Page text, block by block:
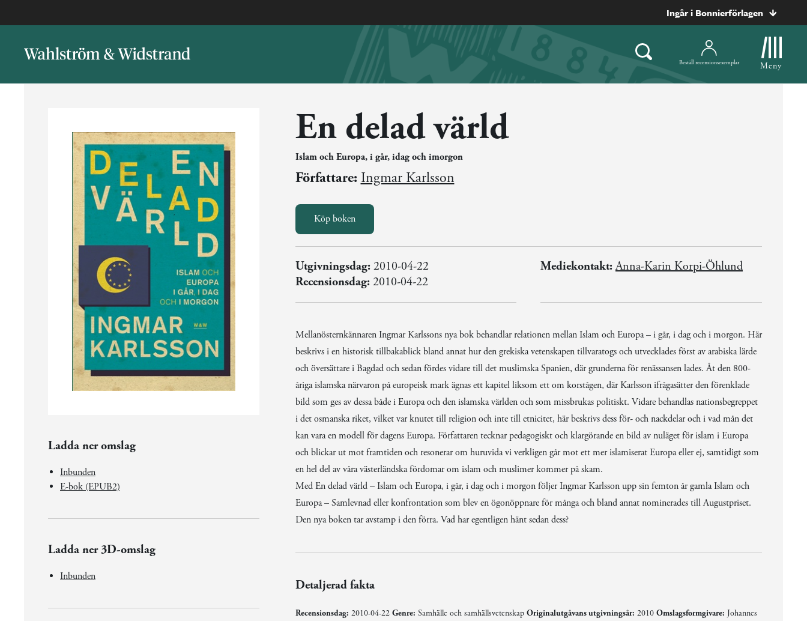
Ingår i Bonnierförlagen
Beställ recensionsexemplar Meny
Ladda ner omslag
Inbunden
E-bok (EPUB2)
Ladda ner 3D-omslag
Inbunden
En delad värld
Islam och Europa, i går, idag och imorgon
Författare: Ingmar Karlsson
Köp boken
Utgivningsdag:2010-04-22
Recensionsdag:2010-04-22
Mediekontakt: Anna-Karin Korpi-Öhlund
Mellanösternkännaren Ingmar Karlssons nya bok behandlar relationen mellan Islam och Europa – i går, i dag och i morgon. Här
beskrivs i en historisk tillbakablick bland annat hur den grekiska vetenskapen tillvaratogs och utvecklades först av arabiska lärde
och översättare i Bagdad och sedan fördes vidare till det muslimska Spanien, där grunderna för renässansen lades. Åt den 800-
åriga islamska närvaron på europeisk mark ägnas ett kapitel liksom ett om korstågen, där Karlsson ifrågasätter den förenklade
bild som ges av dessa både i Europa och den islamska världen och som missbrukas politiskt. Vidare behandlas nationsbegreppet
i det osmanska riket, vilket var knutet till religion och inte till etnicitet, här beskrivs dess för- och nackdelar och i vad mån det
kan vara en modell för dagens Europa. Författaren tecknar pedagogiskt och klargörande en bild av nuläget för islam i Europa
och blickar ut mot framtiden och resonerar om huruvida vi verkligen går mot ett mer islamiserat Europa eller ej, samtidigt som
en hel del av våra västerländska fördomar om islam och muslimer kommer på skam.
Med En delad värld – Islam och Europa, i går, i dag och i morgon följer Ingmar Karlsson upp sin femton år gamla Islam och
Europa – Samlevnad eller konfrontation som blev en ögonöppnare för många och bland annat nominerades till Augustpriset.
Den nya boken tar avstamp i den förra. Vad har egentligen hänt sedan dess?
Detaljerad fakta
Recensionsdag: 2010-04-22 Genre: Samhälle och samhällsvetenskap Originalutgåvans utgivningsår: 2010 Omslagsformgivare: Johannes